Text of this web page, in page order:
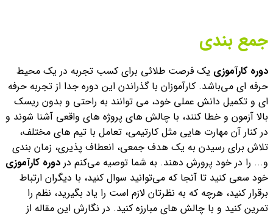
جمع بندی
دوره کارآموزی یک فرصت طلائی برای کسب تجربه در یک محیط
حرفه ای می‌باشد. کارآموزان با گذراندن این دوره جدا از تجربه حرفه
ای و تکمیل دانش عملی خود، می توانند به راحتی و بدون ریسک
بالا آزمون و خطا کنند، با چالش های پروژه های واقعی آشنا شوند و
در کنار آن مهارت هایی مثل کارتیمی، تعامل با تیم های مختلف،
تلاش برای رسیدن به یک هدف جمعی، انعطاف پذیری، زمان بندی
و... را در خود پرورش دهند. به شما توصیه می‌کنم در دوره کارآموزی
خود سعی کنید تا آنجا که می‌توانید سوال کنید، با دیگران ارتباط
برقرار کنید، هرچه که به نظرتان لازم است را یاد بگیرید، نظم را
تمرین کنید و با چالش های مبارزه کنید. در نگارش این مقاله از